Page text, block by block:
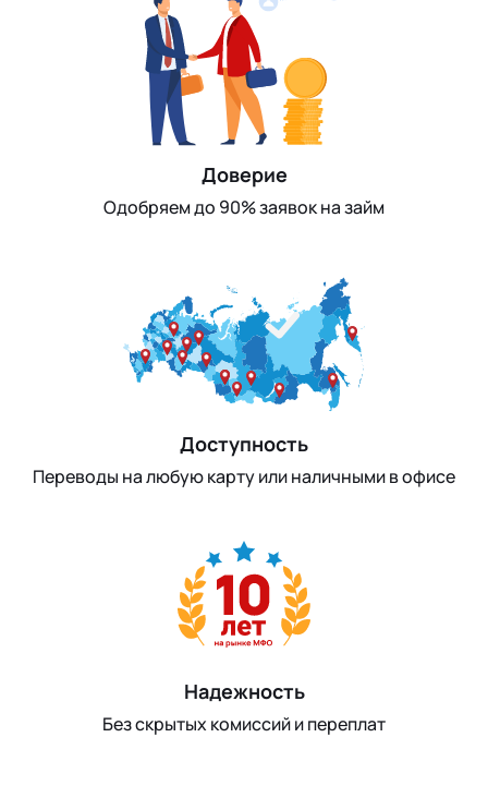
Доверие
Одобряем до 90% заявок на займ
Доступность
Переводы на любую карту или наличными в офисе
Надежность
Без скрытых комиссий и переплат